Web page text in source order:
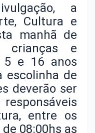
a
Cultura e
manhã de
e
5 e 16 anos
escolinha de
deverão ser
entre os
08:00hs as